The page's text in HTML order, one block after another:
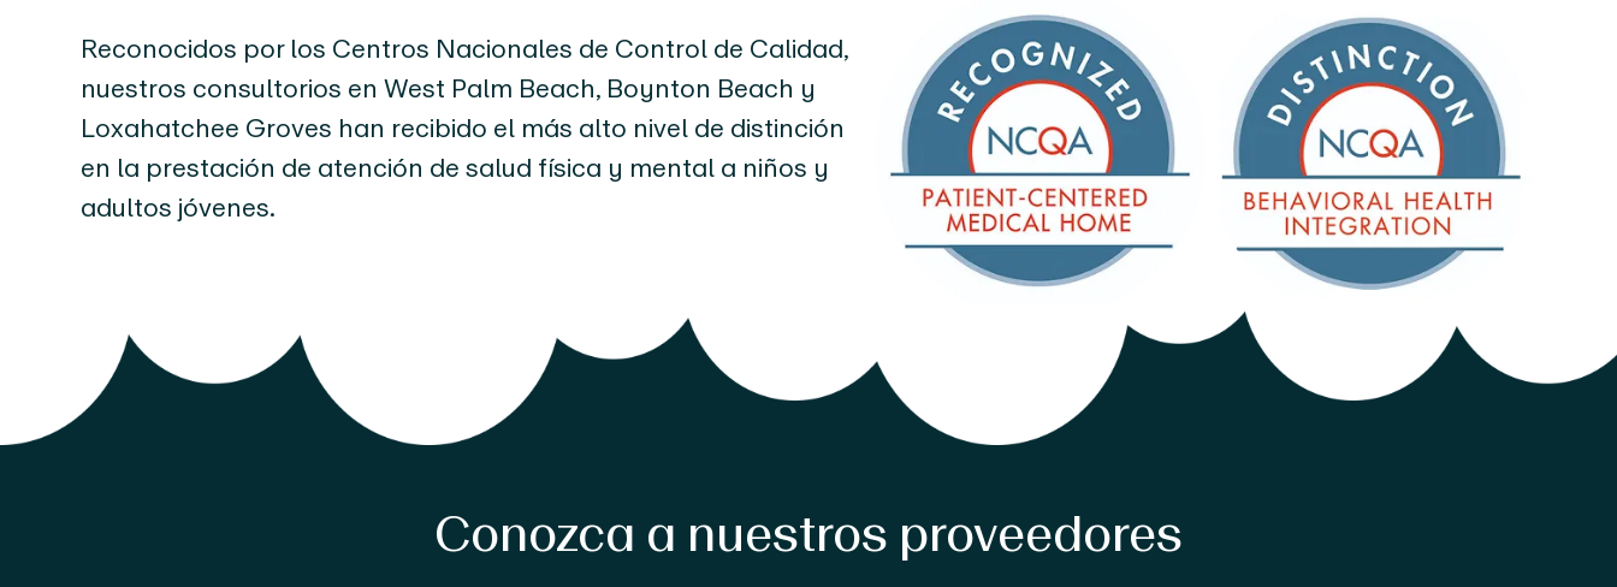
Reconocidos por los Centros Nacionales de Control de Calidad,
nuestros consultorios en West Palm Beach, Boynton Beach y
Loxahatchee Groves han recibido el más alto nivel de distinción
en la prestación de atención de salud física y mental a niños y
adultos jóvenes.
Conozca a nuestros proveedores